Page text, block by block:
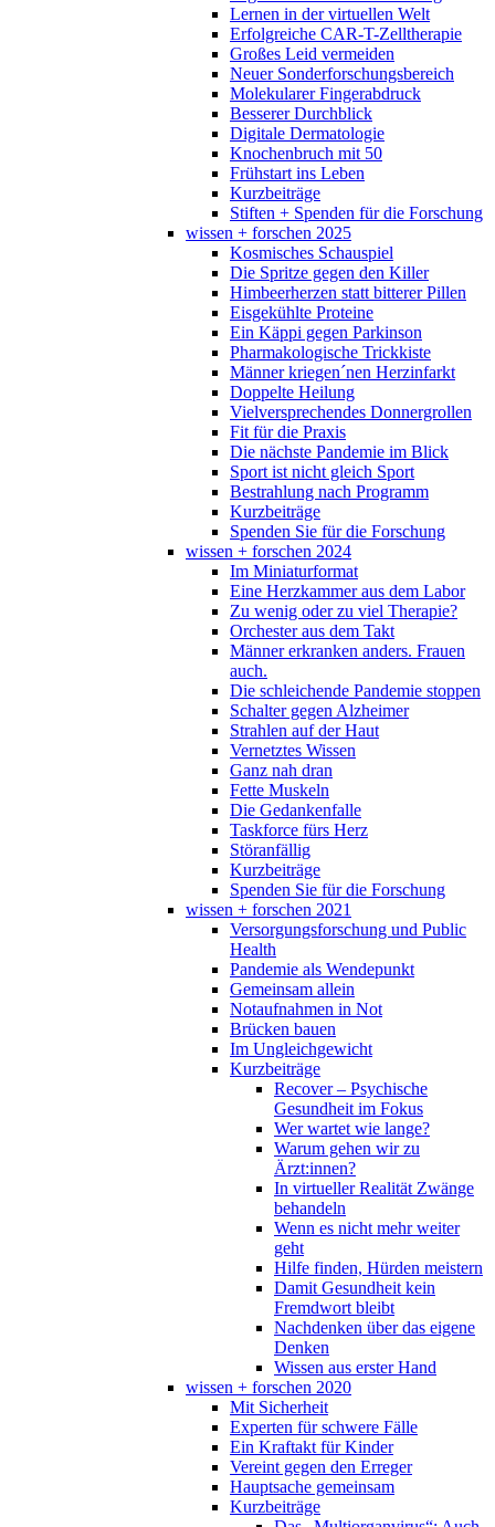
Lernen in der virtuellen Welt
Erfolgreiche CAR-T-Zelltherapie
Großes Leid vermeiden
Neuer Sonderforschungsbereich
Molekularer Fingerabdruck
Besserer Durchblick
Digitale Dermatologie
Knochenbruch mit 50
Frühstart ins Leben
Kurzbeiträge
Stiften + Spenden für die Forschung
wissen + forschen 2025
Kosmisches Schauspiel
Die Spritze gegen den Killer
Himbeerherzen statt bitterer Pillen
Eisgekühlte Proteine
Ein Käppi gegen Parkinson
Pharmakologische Trickkiste
Männer kriegen´nen Herzinfarkt
Doppelte Heilung
Vielversprechendes Donnergrollen
Fit für die Praxis
Die nächste Pandemie im Blick
Sport ist nicht gleich Sport
Bestrahlung nach Programm
Kurzbeiträge
Spenden Sie für die Forschung
wissen + forschen 2024
Im Miniaturformat
Eine Herzkammer aus dem Labor
Zu wenig oder zu viel Therapie?
Orchester aus dem Takt
Männer erkranken anders. Frauen
auch.
Die schleichende Pandemie stoppen
Schalter gegen Alzheimer
Strahlen auf der Haut
Vernetztes Wissen
Ganz nah dran
Fette Muskeln
Die Gedankenfalle
Taskforce fürs Herz
Störanfällig
Kurzbeiträge
Spenden Sie für die Forschung
wissen + forschen 2021
Versorgungsforschung und Public
Health
Pandemie als Wendepunkt
Gemeinsam allein
Notaufnahmen in Not
Brücken bauen
Im Ungleichgewicht
Kurzbeiträge
Recover – Psychische
Gesundheit im Fokus
Wer wartet wie lange?
Warum gehen wir zu
Ärzt:innen?
In virtueller Realität Zwänge
behandeln
Wenn es nicht mehr weiter
geht
Hilfe finden, Hürden meistern
Damit Gesundheit kein
Fremdwort bleibt
Nachdenken über das eigene
Denken
Wissen aus erster Hand
wissen + forschen 2020
Mit Sicherheit
Experten für schwere Fälle
Ein Kraftakt für Kinder
Vereint gegen den Erreger
Hauptsache gemeinsam
Kurzbeiträge